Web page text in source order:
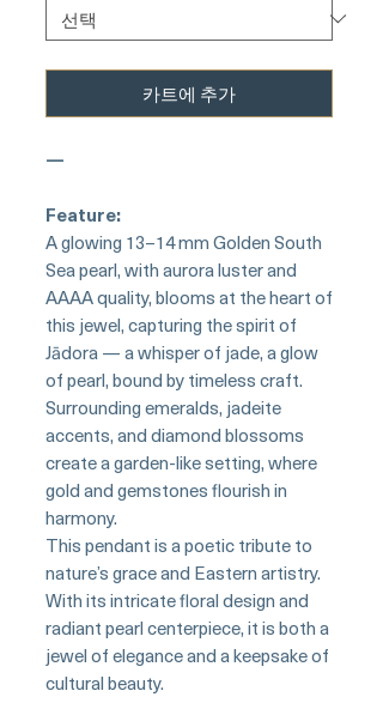
카트에 추가
—
Feature:
A glowing 13–14 mm Golden South
Sea pearl, with aurora luster and
AAAA quality, blooms at the heart of
this jewel, capturing the spirit of
Jādora — a whisper of jade, a glow
of pearl, bound by timeless craft.
Surrounding emeralds, jadeite
accents, and diamond blossoms
create a garden-like setting, where
gold and gemstones flourish in
harmony.
This pendant is a poetic tribute to
nature’s grace and Eastern artistry.
With its intricate floral design and
radiant pearl centerpiece, it is both a
jewel of elegance and a keepsake of
cultural beauty.